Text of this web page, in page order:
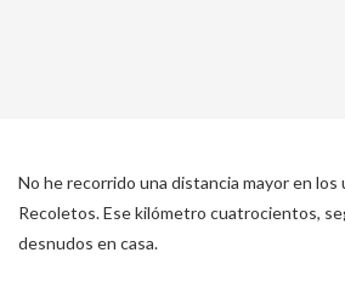
No he recorrido una distancia mayor en los
Recoletos. Ese kilómetro cuatrocientos,
desnudos en casa.